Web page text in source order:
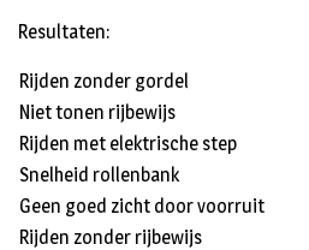
Resultaten:
Rijden zonder gordel
Niet tonen rijbewijs
Rijden met elektrische step
Snelheid rollenbank
Geen goed zicht door voorruit
Rijden zonder rijbewijs